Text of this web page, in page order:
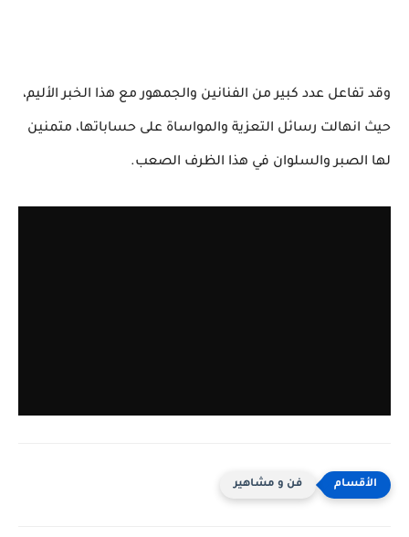
وقد تفاعل عدد كبير من الفنانين والجمهور مع هذا الخبر الأليم،
حيث انهالت رسائل التعزية والمواساة على حساباتها، متمنين
لها الصبر والسلوان في هذا الظرف الصعب.
فن و مشاهير